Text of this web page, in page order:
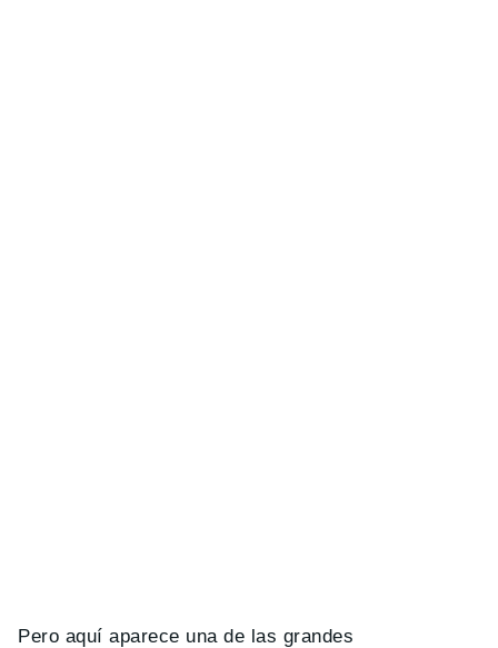
Pero aquí aparece una de las grandes